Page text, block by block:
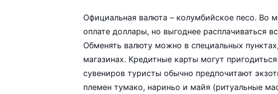
Официальная валюта – колумбийское песо. Во
оплате доллары, но выгоднее расплачиваться
Обменять валюту можно в специальных
магазинах. Кредитные карты могут
сувениров туристы обычно предпочитают
племен тумако, нариньо и майя (ритуальные маски, народные